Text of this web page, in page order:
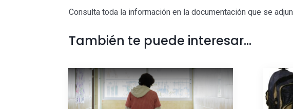
Consulta toda la información en la documentación que se
También te puede interesar…